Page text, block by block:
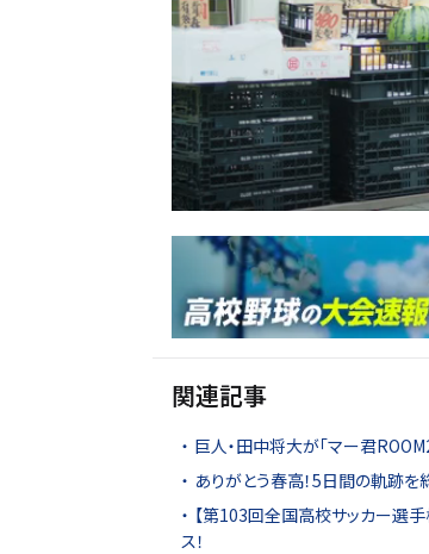
関連記事
巨人・田中将大が「マー君
ありがとう春高！5日間の軌跡を
【第103回全国高校サッカー選
ス！